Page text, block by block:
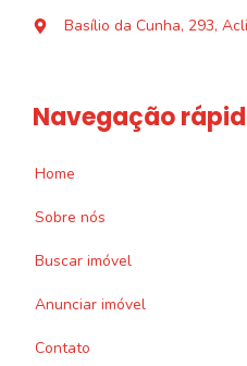
Basílio da Cunha, 293,
Navegação
Home
Sobre nós
Buscar imóvel
Anunciar imóvel
Contato